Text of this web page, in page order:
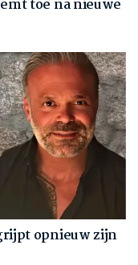
toe na nieuwe
opnieuw zijn